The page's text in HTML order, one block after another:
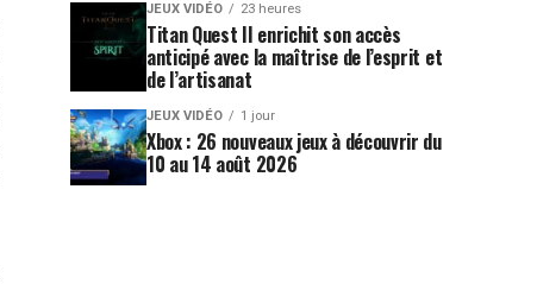
JEUX VIDÉO 23 heures
Titan Quest II enrichit son accès
anticipé avec la maîtrise de l’esprit et
de l’artisanat
JEUX VIDÉO 1 jour
Xbox : 26 nouveaux jeux à découvrir du
10 au 14 août 2026